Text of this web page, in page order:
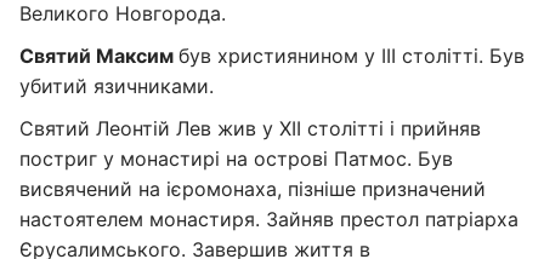
Великого Новгорода.
Святий Максим був християнином у III столітті. Був
убитий язичниками.
Святий Леонтій Лев жив у XII столітті і прийняв
постриг у монастирі на острові Патмос. Був
висвячений на ієромонаха, пізніше призначений
настоятелем монастиря. Зайняв престол патріарха
Єрусалимського. Завершив життя в